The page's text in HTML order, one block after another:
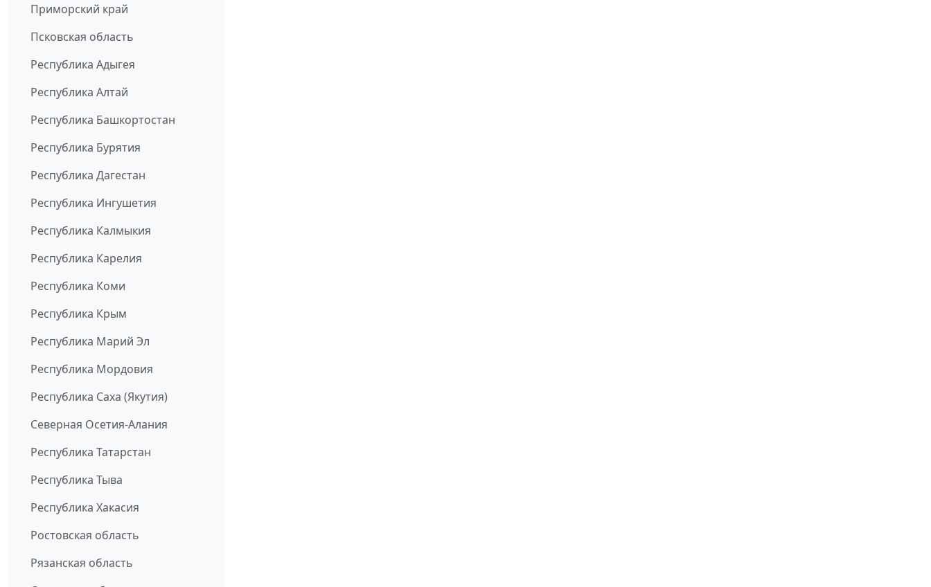
Приморский край
Псковская область
Республика Адыгея
Республика Алтай
Республика Башкортостан
Республика Бурятия
Республика Дагестан
Республика Ингушетия
Республика Калмыкия
Республика Карелия
Республика Коми
Республика Крым
Республика Марий Эл
Республика Мордовия
Республика Саха (Якутия)
Северная Осетия-Алания
Республика Татарстан
Республика Тыва
Республика Хакасия
Ростовская область
Рязанская область